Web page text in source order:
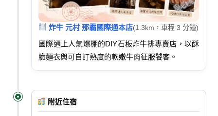
炸牛 元村 那霸國際通本店(1.3km，車程 3 分鐘)
國際通上人氣爆棚的DIY石板炸牛排專賣店，以酥
脆麵衣與可自訂熟度的軟嫩牛肉征服饕客。
附近住宿